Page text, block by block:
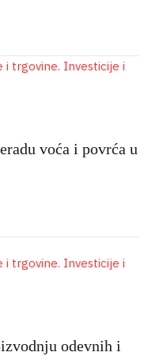
voća i povrća u
odevnih i